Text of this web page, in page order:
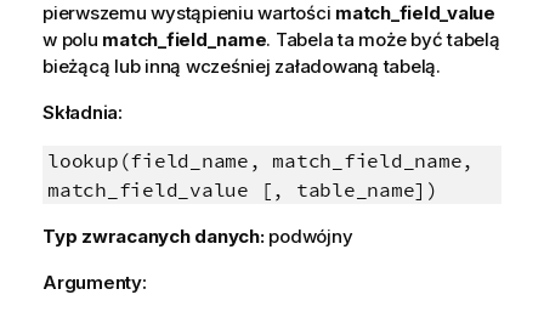
pierwszemu wystąpieniu wartości match_field_value
w polu match_field_name. Tabela ta może być tabelą
bieżącą lub inną wcześniej załadowaną tabelą.
Składnia:
lookup(field_name, match_field_name,
match_field_value [, table_name])
Typ zwracanych danych: podwójny
Argumenty: